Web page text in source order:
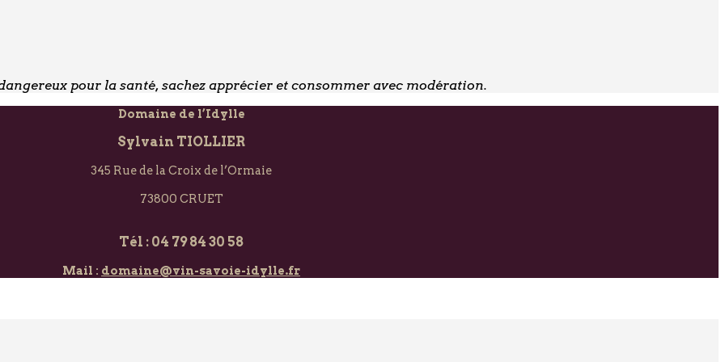
dangereux pour la santé, sachez apprécier et consommer avec modération.
Domaine de l’Idylle
Sylvain TIOLLIER
345 Rue de la Croix de l’Ormaie
73800 CRUET
Tél : 04 79 84 30 58
Mail : domaine@vin-savoie-idylle.fr